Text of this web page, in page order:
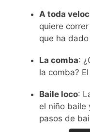
A toda
quiere
que ha
La comba:
la comba?
Baile loco:
el niño baile
pasos de